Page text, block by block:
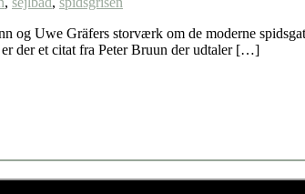
og Uwe Gräfers storværk om de moderne
der et citat fra Peter Bruun der udtaler […]